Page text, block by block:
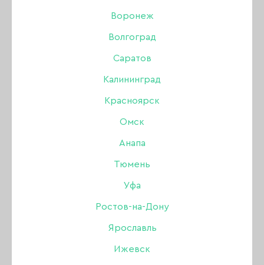
Воронеж
Волгоград
Саратов
Калининград
Красноярск
Омск
Анапа
Тюмень
Уфа
Ростов-на-Дону
Ярославль
Ижевск
наращивания Lego gel
Lurex 01, 15 гр.